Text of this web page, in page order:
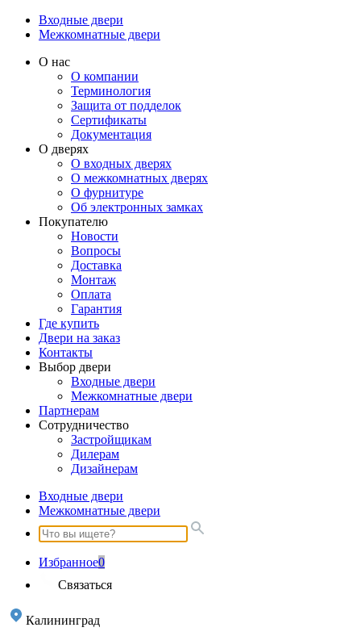
Входные двери
Межкомнатные двери
О нас
О компании
Терминология
Защита от подделок
Сертификаты
Документация
О дверях
О входных дверях
О межкомнатных дверях
О фурнитуре
Об электронных замках
Покупателю
Новости
Вопросы
Доставка
Монтаж
Оплата
Гарантия
Где купить
Двери на заказ
Контакты
Выбор двери
Входные двери
Межкомнатные двери
Партнерам
Сотрудничество
Застройщикам
Дилерам
Дизайнерам
Входные двери
Межкомнатные двери
Избранное0
Связаться
Калининград